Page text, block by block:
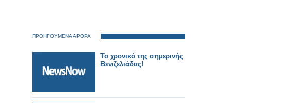
ΠΡΟΗΓΟΥΜΕΝΑ ΑΡΘΡΑ
Το χρονικό της σημερινής
Βενιζελιάδας!